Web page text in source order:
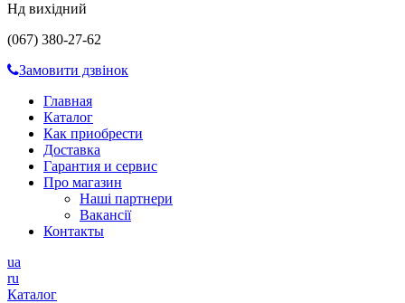
Нд вихідний
(067) 380-27-62
Замовити дзвінок
Главная
Каталог
Как приобрести
Доставка
Гарантия и сервис
Про магазин
Наші партнери
Вакансії
Контакты
ua
ru
Каталог